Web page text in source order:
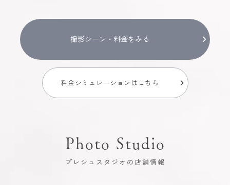
撮影シーン・料金をみる
料金シミュレーションはこちら
Photo Studio
プレシュスタジオの店舗情報